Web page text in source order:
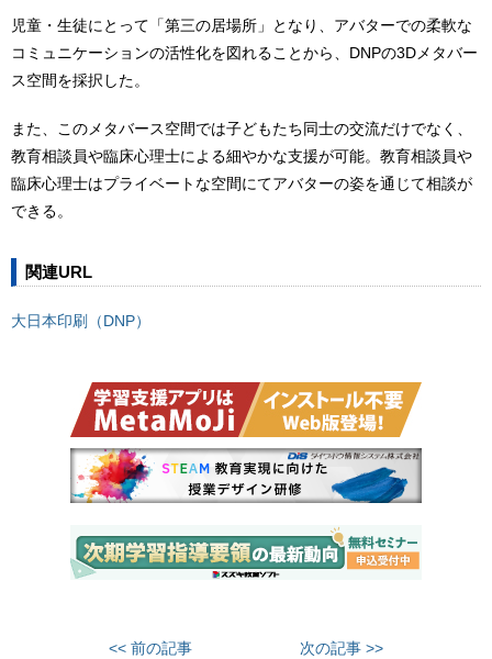
児童・生徒にとって「第三の居場所」となり、アバターでの柔軟な
コミュニケーションの活性化を図れることから、DNPの3Dメタバー
ス空間を採択した。
また、このメタバース空間では子どもたち同士の交流だけでなく、
教育相談員や臨床心理士による細やかな支援が可能。教育相談員や
臨床心理士はプライベートな空間にてアバターの姿を通じて相談が
できる。
関連URL
大日本印刷（DNP）
<< 前の記事 次の記事 >>